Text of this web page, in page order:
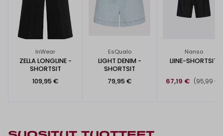
InWear
ZELLA LONGLINE -
SHORTSIT
109,95 €
EsQualo
LIGHT DENIM -
SHORTSIT
79,95 €
Nanso
LIINE-SHORTSIT
67,19 € (95,99 €)